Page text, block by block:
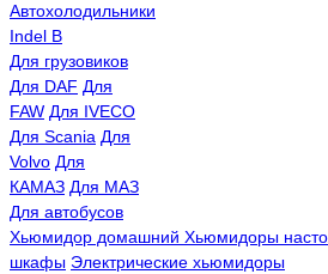
Автохолодильники
Indel B
Для грузовиков
Для DAF Для
FAW Для IVECO
Для Scania Для
Volvo Для
КАМАЗ Для МАЗ
Для автобусов
Хьюмидор домашний Хьюмидоры
шкафы Электрические хьюмидоры